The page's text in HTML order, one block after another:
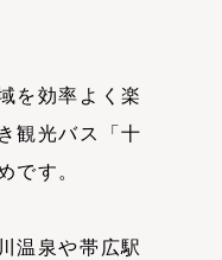
を効率よく楽
観光バス「十
です。
温泉や帯広駅